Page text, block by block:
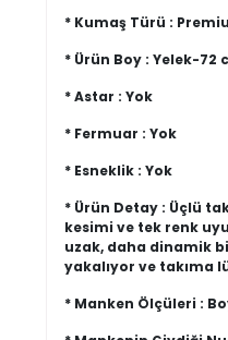
* Kumaş Türü :
* Ürün Boy : Yelek-
* Astar : Yok
* Fermuar : Yok
* Esneklik : Yok
* Ürün Detay : Üçlü
kesimi ve tek renk
uzak, daha dinamik
yakalıyor ve takıma
* Manken Ölçüleri :